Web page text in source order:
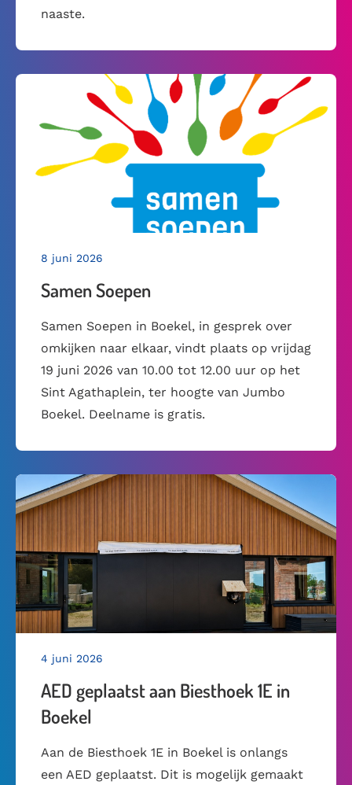
naaste.
8 juni 2026
Samen Soepen
Samen Soepen in Boekel, in gesprek over
omkijken naar elkaar, vindt plaats op vrijdag
19 juni 2026 van 10.00 tot 12.00 uur op het
Sint Agathaplein, ter hoogte van Jumbo
Boekel. Deelname is gratis.
4 juni 2026
AED geplaatst aan Biesthoek 1E in
Boekel
Aan de Biesthoek 1E in Boekel is onlangs
een AED geplaatst. Dit is mogelijk gemaakt